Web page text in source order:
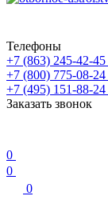
Телефоны
+7 (863) 245-42-45
+7 (800) 775-08-24
+7 (495) 151-88-24
Заказать звонок
0
0
0